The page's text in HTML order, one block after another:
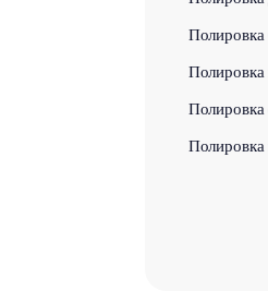
Полировка
Полировка
Полировка
Полировка